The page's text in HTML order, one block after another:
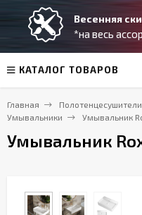
Весенняя
*на весь
КАТАЛОГ ТОВАРОВ
Главная Полотенцесушители
Умывальники
Умывальник
Умывальник